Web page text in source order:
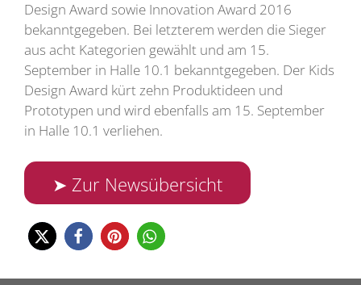
Design Award sowie Innovation Award 2016
bekanntgegeben. Bei letzterem werden die Sieger
aus acht Kategorien gewählt und am 15.
September in Halle 10.1 bekanntgegeben. Der Kids
Design Award kürt zehn Produktideen und
Prototypen und wird ebenfalls am 15. September
in Halle 10.1 verliehen.
➤ Zur Newsübersicht